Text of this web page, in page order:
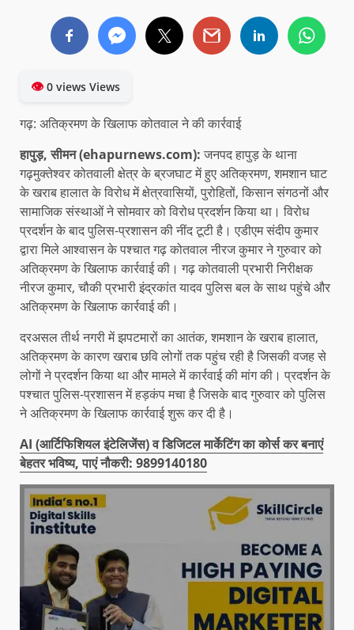
👁0 views Views
गढ़: अतिक्रमण के खिलाफ कोतवाल ने की कार्रवाई
हापुड़, सीमन (ehapurnews.com): जनपद हापुड़ के थाना
गढ़मुक्तेश्वर कोतवाली क्षेत्र के ब्रजघाट में हुए अतिक्रमण, शमशान घाट
के खराब हालात के विरोध में क्षेत्रवासियों, पुरोहितों, किसान संगठनों और
सामाजिक संस्थाओं ने सोमवार को विरोध प्रदर्शन किया था। विरोध
प्रदर्शन के बाद पुलिस-प्रशासन की नींद टूटी है। एडीएम संदीप कुमार
द्वारा मिले आश्वासन के पश्चात गढ़ कोतवाल नीरज कुमार ने गुरुवार को
अतिक्रमण के खिलाफ कार्रवाई की। गढ़ कोतवाली प्रभारी निरीक्षक
नीरज कुमार, चौकी प्रभारी इंद्रकांत यादव पुलिस बल के साथ पहुंचे और
अतिक्रमण के खिलाफ कार्रवाई की।
दरअसल तीर्थ नगरी में झपटमारों का आतंक, शमशान के खराब हालात,
अतिक्रमण के कारण खराब छवि लोगों तक पहुंच रही है जिसकी वजह से
लोगों ने प्रदर्शन किया था और मामले में कार्रवाई की मांग की। प्रदर्शन के
पश्चात पुलिस-प्रशासन में हड़कंप मचा है जिसके बाद गुरुवार को पुलिस
ने अतिक्रमण के खिलाफ कार्रवाई शुरू कर दी है।
AI (आर्टिफिशियल इंटेलिजेंस) व डिजिटल मार्केटिंग का कोर्स कर बनाएं
बेहतर भविष्य, पाएं नौकरी: 9899140180